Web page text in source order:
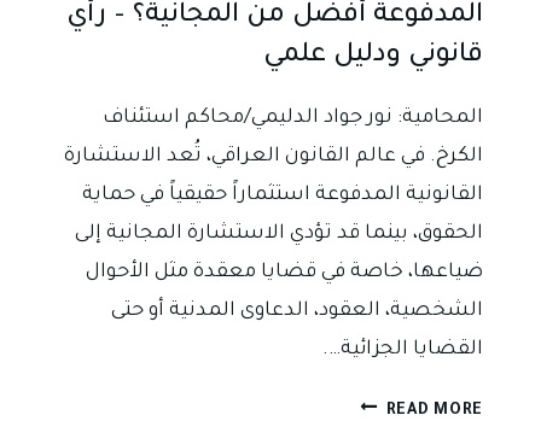
المدفوعة أفضل من المجانية؟ – رأي
قانوني ودليل علمي
المحامية: نور جواد الدليمي/محاكم استئناف
الكرخ. في عالم القانون العراقي، تُعد الاستشارة
القانونية المدفوعة استثماراً حقيقياً في حماية
الحقوق، بينما قد تؤدي الاستشارة المجانية إلى
ضياعها، خاصة في قضايا معقدة مثل الأحوال
الشخصية، العقود، الدعاوى المدنية أو حتى
القضايا الجزائية….
READ MORE لماذا